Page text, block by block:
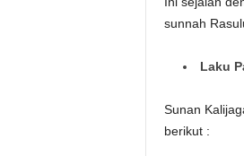
sunnah
Laku
Sunan
berikut :